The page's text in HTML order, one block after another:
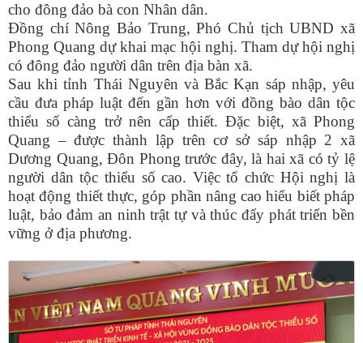
cho đông đảo bà con Nhân dân.
Đồng chí Nông Bảo Trung, Phó Chủ tịch UBND xã
Phong Quang dự khai mạc hội nghị. Tham dự hội nghị
có đông đảo người dân trên địa bàn xã.
Sau khi tỉnh Thái Nguyên và Bắc Kạn sáp nhập, yêu
cầu đưa pháp luật đến gần hơn với đồng bào dân tộc
thiểu số càng trở nên cấp thiết. Đặc biệt, xã Phong
Quang – được thành lập trên cơ sở sáp nhập 2 xã
Dương Quang, Đôn Phong trước đây, là hai xã có tỷ lệ
người dân tộc thiểu số cao. Việc tổ chức Hội nghị là
hoạt động thiết thực, góp phần nâng cao hiểu biết pháp
luật, bảo đảm an ninh trật tự và thúc đẩy phát triển bền
vững ở địa phương.